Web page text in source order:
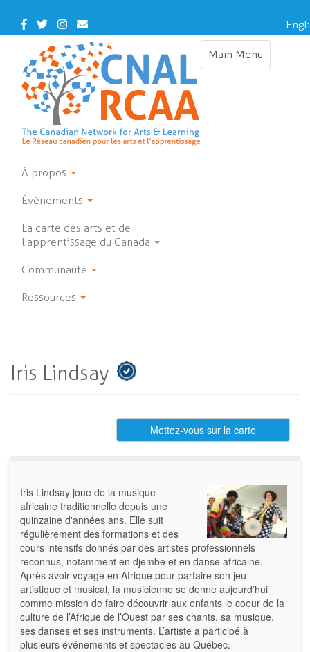
main
Facebook
TwitterInstagram
Contact
Us
Main Menu
Toggle
À propos
Événements
La carte des arts et de
l'apprentissage du Canada
Communauté
Ressources
Iris Lindsay
Mettez-vous sur la carte
Iris Lindsay joue de la musique
africaine traditionnelle depuis une
quinzaine d'années ans. Elle suit
régulièrement des formations et des
cours intensifs donnés par des artistes professionnels
reconnus, notamment en djembe et en danse africaine.
Après avoir voyagé en Afrique pour parfaire son jeu
artistique et musical, la musicienne se donne aujourd’hui
comme mission de faire découvrir aux enfants le coeur de la
culture de l’Afrique de l’Ouest par ses chants, sa musique,
ses danses et ses instruments. L’artiste a participé à
plusieurs événements et spectacles au Québec.